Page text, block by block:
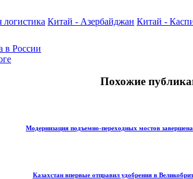
логистика Китай - Азербайджан Китай -
в России
Похожие
Модернизация подъемно-переходных мостов
Казахстан впервые отправил удобрения в